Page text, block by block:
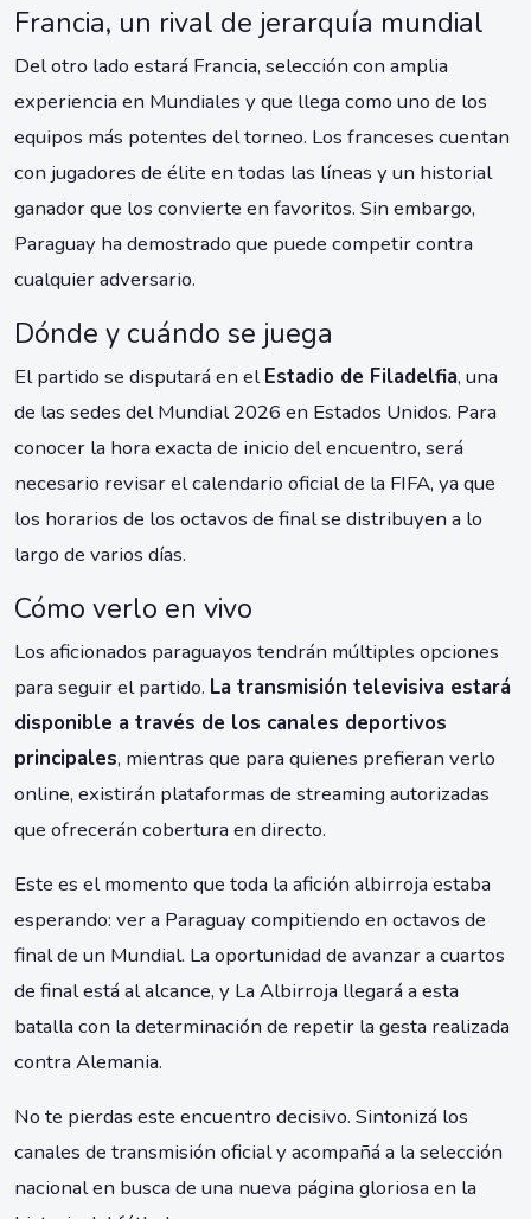
Francia, un rival de jerarquía mundial
Del otro lado estará Francia, selección con amplia
experiencia en Mundiales y que llega como uno de los
equipos más potentes del torneo. Los franceses cuentan
con jugadores de élite en todas las líneas y un historial
ganador que los convierte en favoritos. Sin embargo,
Paraguay ha demostrado que puede competir contra
cualquier adversario.
Dónde y cuándo se juega
El partido se disputará en elEstadio de Filadelfia, una
de las sedes del Mundial 2026 en Estados Unidos. Para
conocer la hora exacta de inicio del encuentro, será
necesario revisar el calendario oficial de la FIFA, ya que
los horarios de los octavos de final se distribuyen a lo
largo de varios días.
Cómo verlo en vivo
Los aficionados paraguayos tendrán múltiples opciones
para seguir el partido. La transmisión televisiva estará
disponible a través de los canales deportivos
principales, mientras que para quienes prefieran verlo
online, existirán plataformas de streaming autorizadas
que ofrecerán cobertura en directo.
Este es el momento que toda la afición albirroja estaba
esperando: ver a Paraguay compitiendo en octavos de
final de un Mundial. La oportunidad de avanzar a cuartos
de final está al alcance, y La Albirroja llegará a esta
batalla con la determinación de repetir la gesta realizada
contra Alemania.
No te pierdas este encuentro decisivo. Sintonizá los
canales de transmisión oficial y acompañá a la selección
nacional en busca de una nueva página gloriosa en la